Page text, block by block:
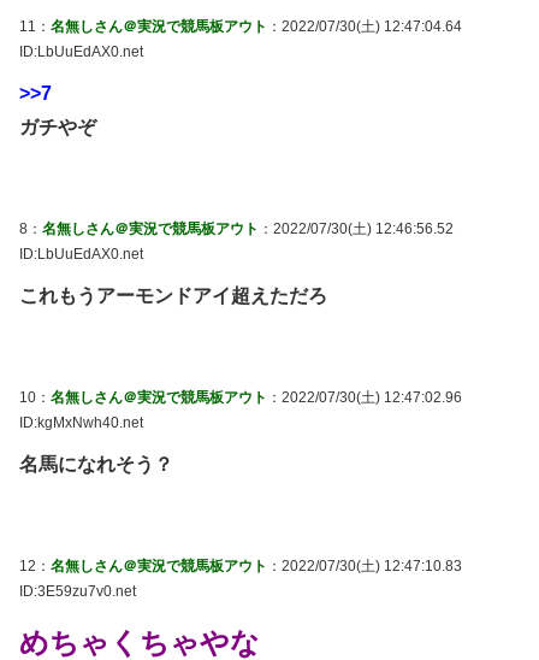
11： 名無しさん＠実況で競馬板アウト ：2022/07/30(土) 12:47:04.64
ID:LbUuEdAX0.net
>>7
ガチやぞ
8： 名無しさん＠実況で競馬板アウト ：2022/07/30(土) 12:46:56.52
ID:LbUuEdAX0.net
これもうアーモンドアイ超えただろ
10： 名無しさん＠実況で競馬板アウト ：2022/07/30(土) 12:47:02.96
ID:kgMxNwh40.net
名馬になれそう？
12： 名無しさん＠実況で競馬板アウト ：2022/07/30(土) 12:47:10.83
ID:3E59zu7v0.net
めちゃくちゃやな